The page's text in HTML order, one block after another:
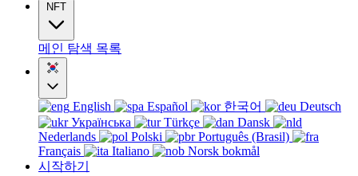
NFT
메인 탐색 목록
English Español 한국어
Deutsch
Українська
Türkçe
Dansk
Nederlands
Polski
Português (Brasil)
Français
Italiano
Norsk bokmål
시작하기